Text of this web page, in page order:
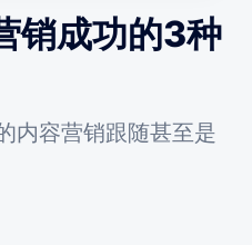
销成功的3种
内容营销跟随甚至是